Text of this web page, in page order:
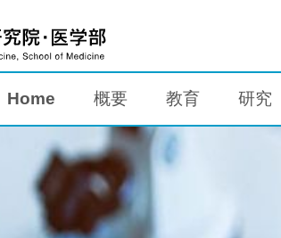
Home 概要 教育 研究